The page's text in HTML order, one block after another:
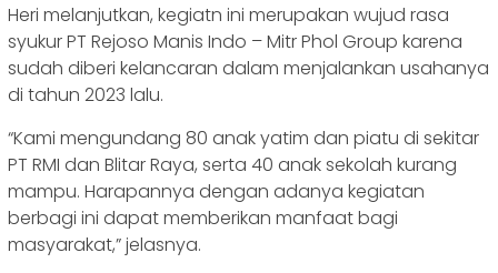
Heri melanjutkan, kegiatn ini merupakan wujud rasa
syukur PT Rejoso Manis Indo – Mitr Phol Group karena
sudah diberi kelancaran dalam menjalankan usahanya
di tahun 2023 lalu.
“Kami mengundang 80 anak yatim dan piatu di sekitar
PT RMI dan Blitar Raya, serta 40 anak sekolah kurang
mampu. Harapannya dengan adanya kegiatan
berbagi ini dapat memberikan manfaat bagi
masyarakat,” jelasnya.